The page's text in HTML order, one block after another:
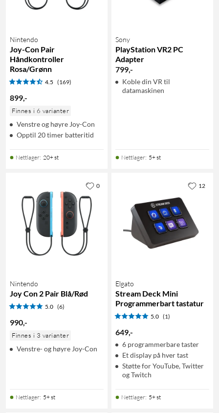
Nintendo
Joy-Con Pair
Håndkontroller
Rosa/Grønn
4.5 (169)
899,-
Finnes i 6 varianter
Venstre og høyre Joy-Con
Opptil 20 timer batteritid
Nettlager: 20+ st
Sony
PlayStation VR2 PC
Adapter
799,-
Koble din VR til
datamaskinen
Nettlager: 5+ st
Nintendo
Joy Con 2 Pair Blå/Rød
5.0 (6)
990,-
Finnes i 3 varianter
Venstre- og høyre Joy-Con
Nettlager: 5+ st
0
Elgato
Stream Deck Mini
Programmerbart tastatur
5.0 (1)
649,-
6 programmerbare taster
Et display på hver tast
Støtte for YouTube, Twitter
og Twitch
Nettlager: 5+ st
12